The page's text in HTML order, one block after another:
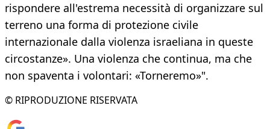
rispondere all'estrema necessità di organizzare sul
terreno una forma di protezione civile
internazionale dalla violenza israeliana in queste
circostanze». Una violenza che continua, ma che
non spaventa i volontari: «Torneremo»".
© RIPRODUZIONE RISERVATA